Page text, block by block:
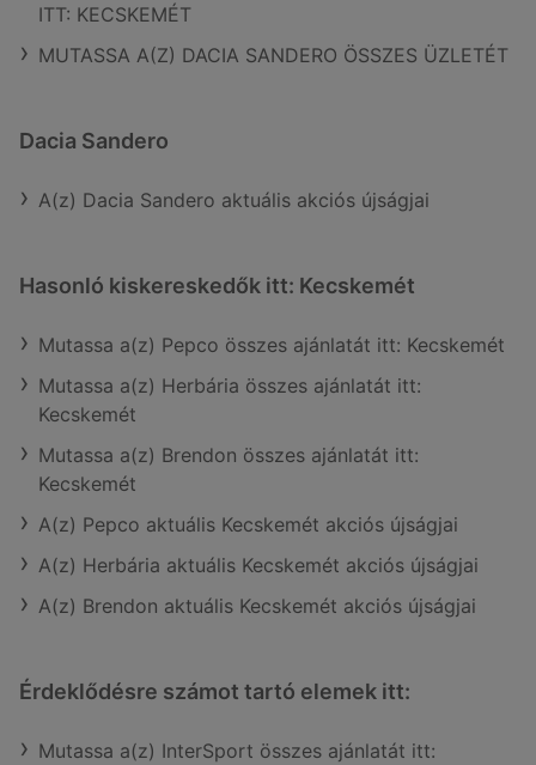
ITT: KECSKEMÉT
MUTASSA A(Z) DACIA SANDERO ÖSSZES ÜZLETÉT
Dacia Sandero
A(z) Dacia Sandero aktuális akciós újságjai
Hasonló kiskereskedők itt: Kecskemét
Mutassa a(z) Pepco összes ajánlatát itt: Kecskemét
Mutassa a(z) Herbária összes ajánlatát itt:
Kecskemét
Mutassa a(z) Brendon összes ajánlatát itt:
Kecskemét
A(z) Pepco aktuális Kecskemét akciós újságjai
A(z) Herbária aktuális Kecskemét akciós újságjai
A(z) Brendon aktuális Kecskemét akciós újságjai
Érdeklődésre számot tartó elemek itt:
Mutassa a(z) InterSport összes ajánlatát itt: